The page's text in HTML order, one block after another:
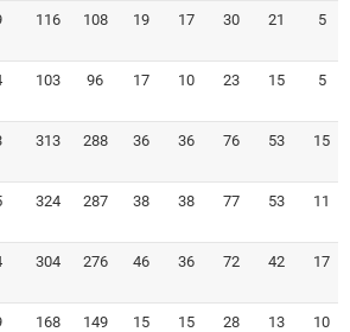
116 108 19 17 30 21 5
103 96 17 10 23 15 5
313 288 36 36 76 53 15
324 287 38 38 77 53 11
304 276 46 36 72 42 17
168 149 15 15 28 13 10